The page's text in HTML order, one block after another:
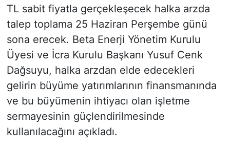
TL sabit fiyatla gerçekleşecek halka arzda
talep toplama 25 Haziran Perşembe günü
sona erecek. Beta Enerji Yönetim Kurulu
Üyesi ve İcra Kurulu Başkanı Yusuf Cenk
Dağsuyu, halka arzdan elde edecekleri
gelirin büyüme yatırımlarının finansmanında
ve bu büyümenin ihtiyacı olan işletme
sermayesinin güçlendirilmesinde
kullanılacağını açıkladı.